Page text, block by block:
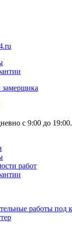
с 9:00 до 19:00.
работ